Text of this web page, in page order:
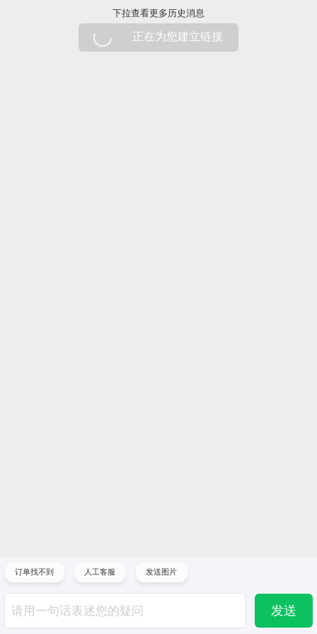
下拉查看更多历史消息
正在为您建立链接
订单找不到 人工客服 发送图片
发送